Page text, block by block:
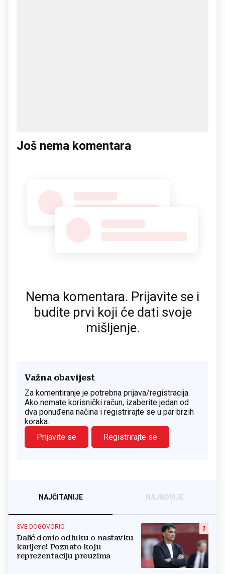
Još nema komentara
Nema komentara. Prijavite se i
budite prvi koji će dati svoje
mišljenje.
Važna obavijest
Za komentiranje je potrebna prijava/registracija.
Ako nemate korisnički račun, izaberite jedan od
dva ponuđena načina i registrirajte se u par brzih
koraka.
Prijavite se
Registrirajte se
NAJČITANIJE NAJNOVIJE
1
SVE DOGOVORIO
Dalić donio odluku o nastavku
karijere! Poznato koju
reprezentaciju preuzima